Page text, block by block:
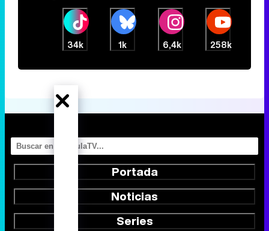
34k 1k 6,4k 258k
Portada
Noticias
Series